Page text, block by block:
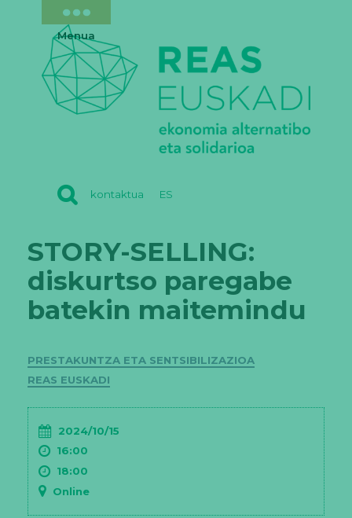
kontaktua ES
Menua
STORY-SELLING:
diskurtso paregabe
batekin maitemindu
Kategoriak
PRESTAKUNTZA ETA SENTSIBILIZAZIOA
REAS EUSKADI
2024/10/15
16:00
18:00
Online